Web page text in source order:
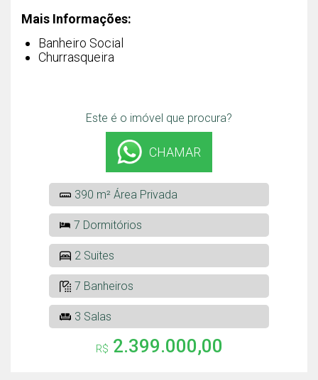
Mais Informações:
Banheiro Social
Churrasqueira
Este é o imóvel que procura?
CHAMAR
390 m² Área Privada
7 Dormitórios
2 Suites
7 Banheiros
3 Salas
R$ 2.399.000,00